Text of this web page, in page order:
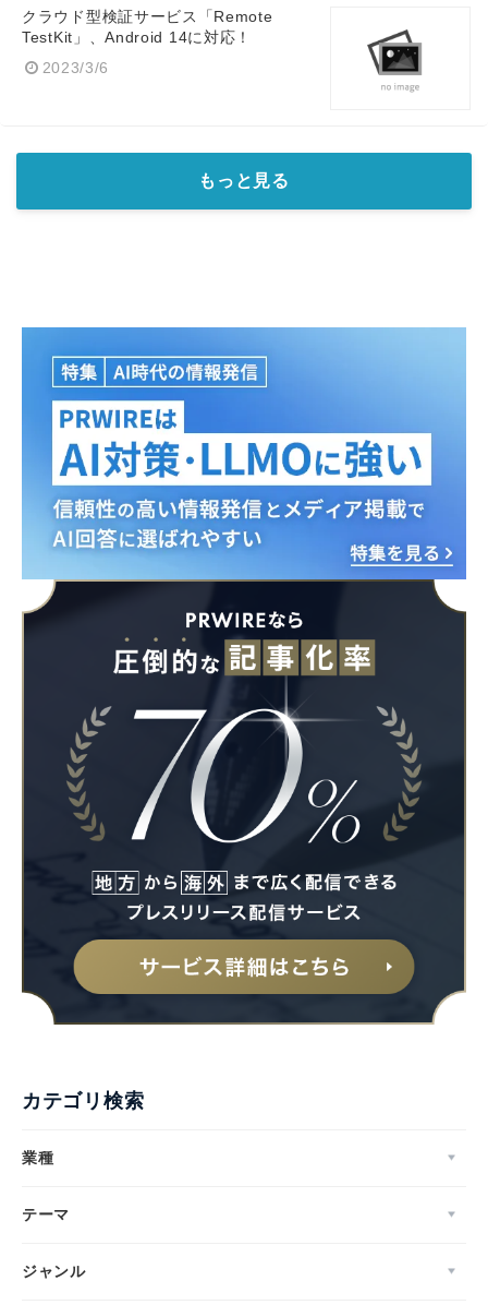
クラウド型検証サービス「Remote
TestKit」、Android 14に対応！
2023/3/6
もっと見る
カテゴリ検索
業種
テーマ
ジャンル